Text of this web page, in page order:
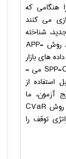
هنگامی که
می ­کنند
شناخته
روش APP-
های بازار
SPP-می ­
استفاده از
آزمون، ما
روش CVaR
توقف را